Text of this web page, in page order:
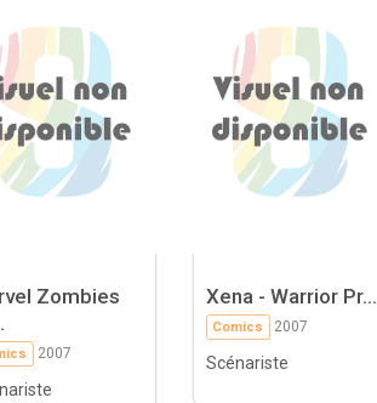
Zombies
2007
Xena - Warrior Pr...
Comics 2007
Scénariste